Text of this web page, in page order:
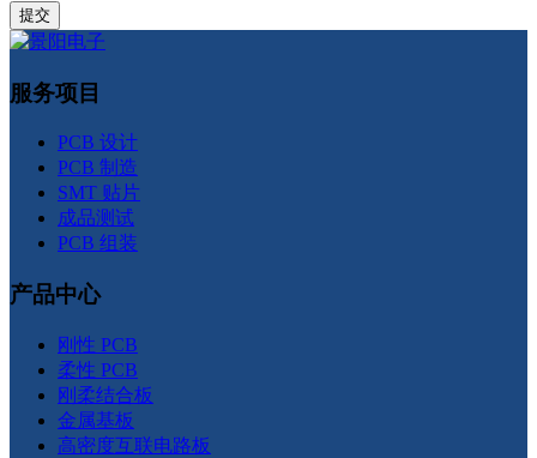
服务项目
PCB 设计
PCB 制造
SMT 贴片
成品测试
PCB 组装
产品中心
刚性 PCB
柔性 PCB
刚柔结合板
金属基板
高密度互联电路板